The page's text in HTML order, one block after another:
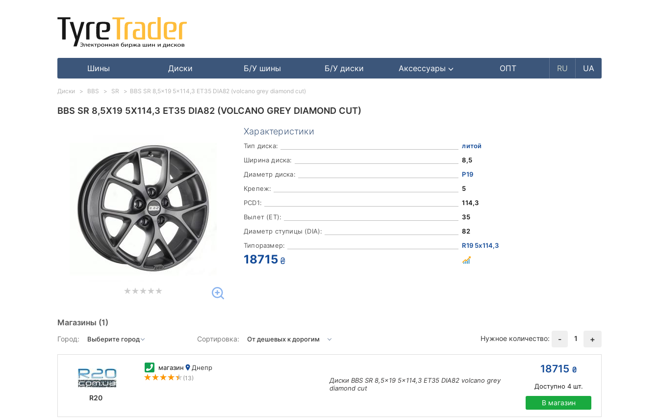
Шины Диски Б/У шины Б/У диски Аксессуары ОПТ RU UA
BBS SR 8,5X19 5X114,3 ET35 DIA82 (VOLCANO GREY DIAMOND CUT)
Характеристики
Тип диска:
литой
Ширина диска:
8,5
Диаметр диска:
Р19
Крепеж:
5
PCD1:
114,3
Вылет (ET):
35
Диаметр ступицы (DIA):
82
Типоразмер:
R19 5x114,3
18715 ₴
Магазины (1)
Город: Сортировка: Нужное количество: - 1 +
R20
магазин Днепр
(13)
Диски BBS SR 8,5x19 5x114,3 ET35 DIA82 volcano grey
diamond cut
18715 ₴
Доступно 4шт.
В магазин
Диски BBS SR BBS SR 8,5x19 5x114,3 ET35 DIA82 (volcano grey diamond cut)